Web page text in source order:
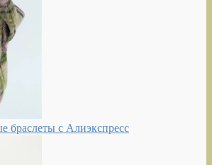
браслеты с Алиэкспресс